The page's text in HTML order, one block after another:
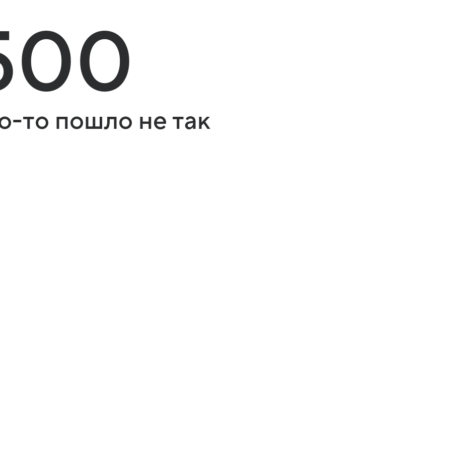
то пошло не так